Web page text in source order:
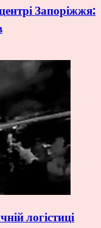
Запоріжжя:
логістиці